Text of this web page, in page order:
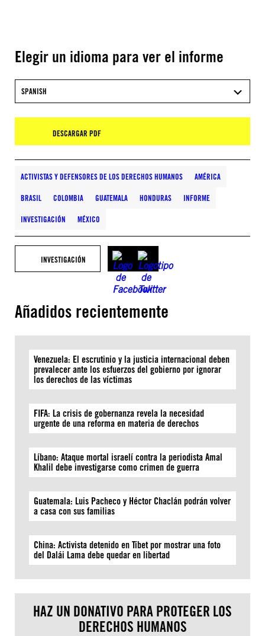
Elegir un idioma para ver el informe
SPANISH
DESCARGAR PDF
ACTIVISTAS Y DEFENSORES DE LOS DERECHOS HUMANOS AMÉRICA
BRASIL COLOMBIA GUATEMALA HONDURAS INFORME
INVESTIGACIÓN MÉXICO
INVESTIGACIÓN
Añadidos recientemente
Venezuela: El escrutinio y la justicia internacional deben
prevalecer ante los esfuerzos del gobierno por ignorar
los derechos de las víctimas
FIFA: La crisis de gobernanza revela la necesidad
urgente de una reforma en materia de derechos
Líbano: Ataque mortal israelí contra la periodista Amal
Khalil debe investigarse como crimen de guerra
Guatemala: Luis Pacheco y Héctor Chaclán podrán volver
a casa con sus familias
China: Activista detenido en Tíbet por mostrar una foto
del Dalái Lama debe quedar en libertad
HAZ UN DONATIVO PARA PROTEGER LOS
DERECHOS HUMANOS